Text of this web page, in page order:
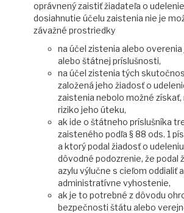
oprávnený zaistiť žiadateľa o udelenie
dosiahnutie účelu zaistenia nie je
závažné prostriedky
na účel zistenia alebo
alebo štátnej príslušnosti,
na účel zistenia tých
založená jeho žiadosť o
zaistenia nebolo možné
riziko jeho úteku,
ak ide o štátneho príslušníka
zaisteného podľa § 88 ods. 1
a ktorý podal žiadosť o
dôvodné podozrenie, že podal
azylu výlučne s cieľom oddialiť
administratívne vyhostenie,
ak je to potrebné z dôvodu
bezpečnosti štátu alebo